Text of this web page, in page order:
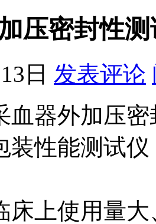
压密封性
日 发表评论
血器外加压
装性能测试仪
床上使用量